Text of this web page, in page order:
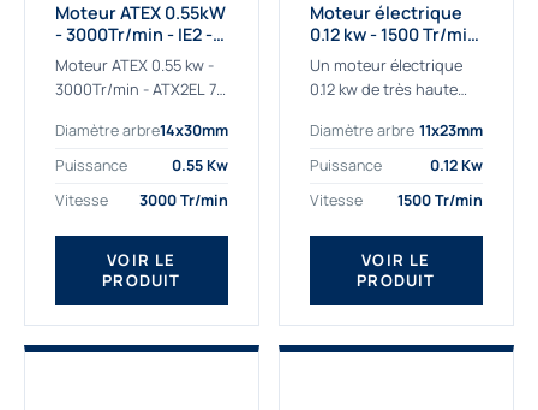
Moteur ATEX 0.55kW
- 3000Tr/min - IE2 -
Zone 2/22 -
Aluminium
Moteur ATEX 0.55 kw -
3000Tr/min - ATX2EL 71
pour les atmosphères
explosives Le moteur
Diamètre arbre14x30mm
Puissance
0.55 Kw
Vitesse
3000 Tr/min
VOIR LE
PRODUIT
Moteur électrique
0.12 kw - 1500 Tr/min
- 230/400V - IE2
Un moteur électrique
0.12 kw de très haute
applications les plus
sollicitées. Nous
fournissons des
moteurs électriques...
Diamètre arbre 11x23mm
Puissance
0.12 Kw
Vitesse
1500 Tr/min
VOIR LE
PRODUIT